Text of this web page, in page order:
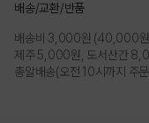
- 신축성 있는 E-BAND
(상하좌우)으로 늘어나
M~XL 사이즈- 둘레
배송/교환/반품
배송비 3,000원 (40,000원
제주 5,000원, 도서산간
총알배송(오전 10시까지 주